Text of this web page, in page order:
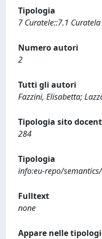
Tipologia
7 Curatele::7.1 Curatela
Numero autori
2
Tutti gli autori
Fazzini, Elisabetta;
Tipologia sito
284
Tipologia
info:eu-repo/
Fulltext
none
Appare nelle